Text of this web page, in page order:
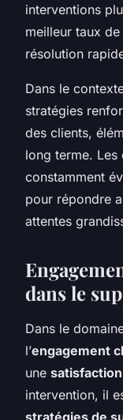
interventions
meilleur taux de
résolution
Dans le
stratégies
des clients,
long terme. Les
constamment
pour répondre
attentes
dans le
Dans le
l’engagement
une satisfaction
intervention, il
stratégies de